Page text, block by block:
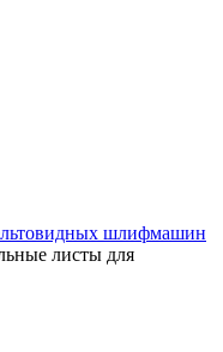
шлифмашин
листы для